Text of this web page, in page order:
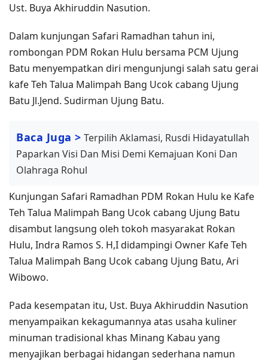
Ust. Buya Akhiruddin Nasution.
Dalam kunjungan Safari Ramadhan tahun ini,
rombongan PDM Rokan Hulu bersama PCM Ujung
Batu menyempatkan diri mengunjungi salah satu gerai
kafe Teh Talua Malimpah Bang Ucok cabang Ujung
Batu Jl.Jend. Sudirman Ujung Batu.
Baca Juga > Terpilih Aklamasi, Rusdi Hidayatullah
Paparkan Visi Dan Misi Demi Kemajuan Koni Dan
Olahraga Rohul
Kunjungan Safari Ramadhan PDM Rokan Hulu ke Kafe
Teh Talua Malimpah Bang Ucok cabang Ujung Batu
disambut langsung oleh tokoh masyarakat Rokan
Hulu, Indra Ramos S. H,I didampingi Owner Kafe Teh
Talua Malimpah Bang Ucok cabang Ujung Batu, Ari
Wibowo.
Pada kesempatan itu, Ust. Buya Akhiruddin Nasution
menyampaikan kekagumannya atas usaha kuliner
minuman tradisional khas Minang Kabau yang
menyajikan berbagai hidangan sederhana namun